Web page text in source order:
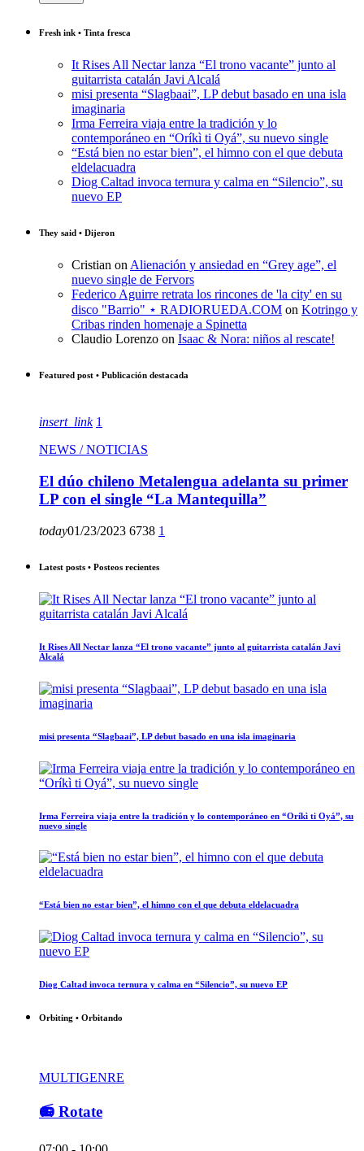
Fresh ink • Tinta fresca
It Rises All Nectar lanza “El trono vacante” junto al
guitarrista catalán Javi Alcalá
misi presenta “Slagbaai”, LP debut basado en una isla
imaginaria
Irma Ferreira viaja entre la tradición y lo
contemporáneo en “Oríkì ti Oyá”, su nuevo single
“Está bien no estar bien”, el himno con el que debuta
eldelacuadra
Diog Caltad invoca ternura y calma en “Silencio”, su
nuevo EP
They said • Dijeron
Cristian on Alienación y ansiedad en “Grey age”, el
nuevo single de Fervors
Federico Aguirre retrata los rincones de 'la city' en su
disco "Barrio" ⋆ RADIORUEDA.COM on Kotringo y
Cribas rinden homenaje a Spinetta
Claudio Lorenzo on Isaac & Nora: niños al rescate!
Featured post • Publicación destacada
insert_link 1
NEWS / NOTICIAS
El dúo chileno Metalengua adelanta su primer
LP con el single “La Mantequilla”
today01/23/2023 6738 1
Latest posts • Posteos recientes
It Rises All Nectar lanza “El trono vacante” junto al guitarrista catalán Javi
Alcalá
misi presenta “Slagbaai”, LP debut basado en una isla imaginaria
Irma Ferreira viaja entre la tradición y lo contemporáneo en “Oríkì ti Oyá”, su
nuevo single
“Está bien no estar bien”, el himno con el que debuta eldelacuadra
Diog Caltad invoca ternura y calma en “Silencio”, su nuevo EP
Orbiting • Orbitando
MULTIGENRE
📻 Rotate